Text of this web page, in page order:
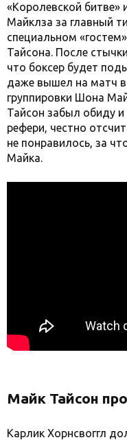
«Королевской
Майклза за главный
специальном
Тайсона. После
что боксер будет
даже вышел на матч в
группировки Шона
Тайсон забыл обиду
рефери, честно
не понравилось, за
Майка.
Майк Тайсон
Карлик Хорнсвоггл